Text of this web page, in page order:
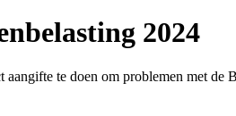
2024
te doen om problemen met de